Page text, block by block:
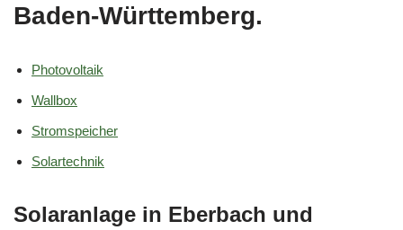
Baden-Württemberg.
Photovoltaik
Wallbox
Stromspeicher
Solartechnik
Solaranlage in Eberbach und